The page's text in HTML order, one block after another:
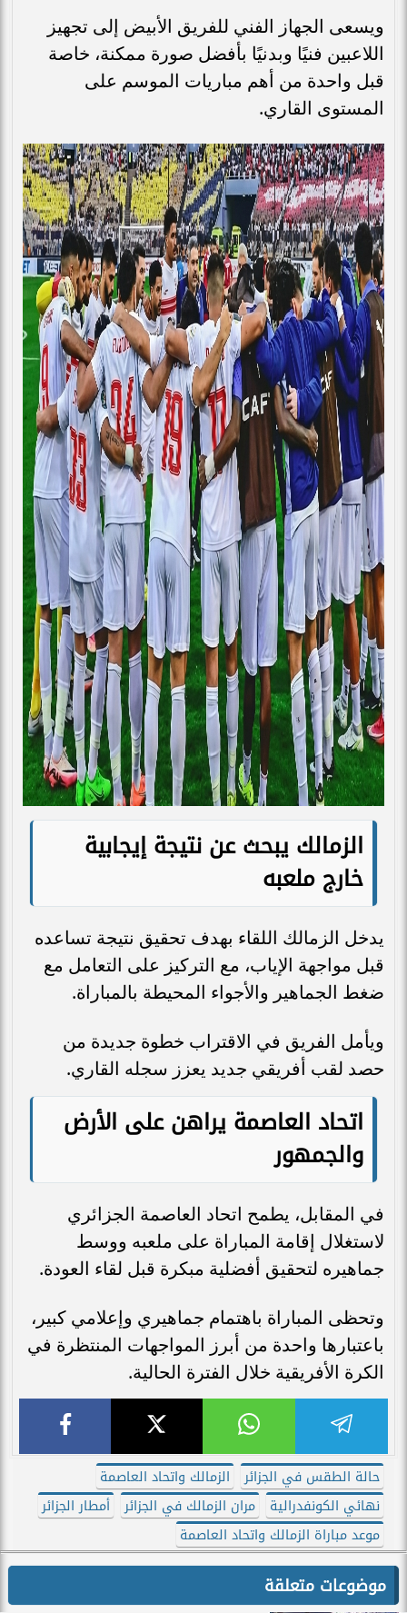
ويسعى الجهاز الفني للفريق الأبيض إلى تجهيز
اللاعبين فنيًا وبدنيًا بأفضل صورة ممكنة، خاصة
قبل واحدة من أهم مباريات الموسم على
المستوى القاري.
الزمالك يبحث عن نتيجة إيجابية
خارج ملعبه
يدخل الزمالك اللقاء بهدف تحقيق نتيجة تساعده
قبل مواجهة الإياب، مع التركيز على التعامل مع
ضغط الجماهير والأجواء المحيطة بالمباراة.
ويأمل الفريق في الاقتراب خطوة جديدة من
حصد لقب أفريقي جديد يعزز سجله القاري.
اتحاد العاصمة يراهن على الأرض
والجمهور
في المقابل، يطمح اتحاد العاصمة الجزائري
لاستغلال إقامة المباراة على ملعبه ووسط
جماهيره لتحقيق أفضلية مبكرة قبل لقاء العودة.
وتحظى المباراة باهتمام جماهيري وإعلامي كبير،
باعتبارها واحدة من أبرز المواجهات المنتظرة في
الكرة الأفريقية خلال الفترة الحالية.
حالة الطقس في الجزائر
الزمالك واتحاد العاصمة
نهائي الكونفدرالية
مران الزمالك في الجزائر
أمطار الجزائر
موعد مباراة الزمالك واتحاد العاصمة
موضوعات متعلقة